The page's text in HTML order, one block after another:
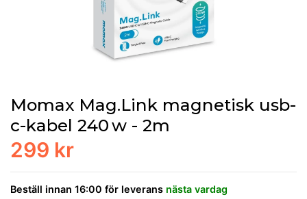
Momax Mag.Link magnetisk usb-
c-kabel 240 w - 2m
299 kr
Beställ innan 16:00 för leverans nästa vardag